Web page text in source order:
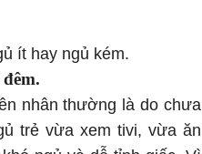
ít hay ngủ kém.
nhân thường là do chưa
trẻ vừa xem tivi, vừa ăn